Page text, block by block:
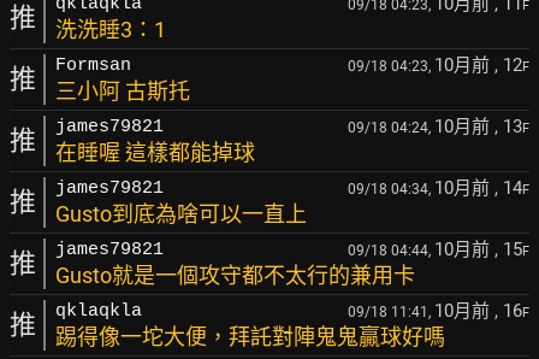
推 09/18 04:23, F
洗洗睡3：1
推 Formsan 09/18 04:23, 10月前 , 12F
三小阿 古斯托
推 james79821 09/18 04:24, 10月前 , 13F
在睡喔 這樣都能掉球
推 james79821 09/18 04:34, 10月前 , 14F
Gusto到底為啥可以一直上
推 james79821 09/18 04:44, 10月前 , 15F
Gusto就是一個攻守都不太行的兼用卡
推 qklaqkla 09/18 11:41, 10月前 , 16F
踢得像一坨大便，拜託對陣鬼鬼贏球好嗎